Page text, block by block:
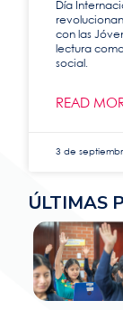
Día
con las
lectura
social.
READ
3 de
ÚLTIMAS